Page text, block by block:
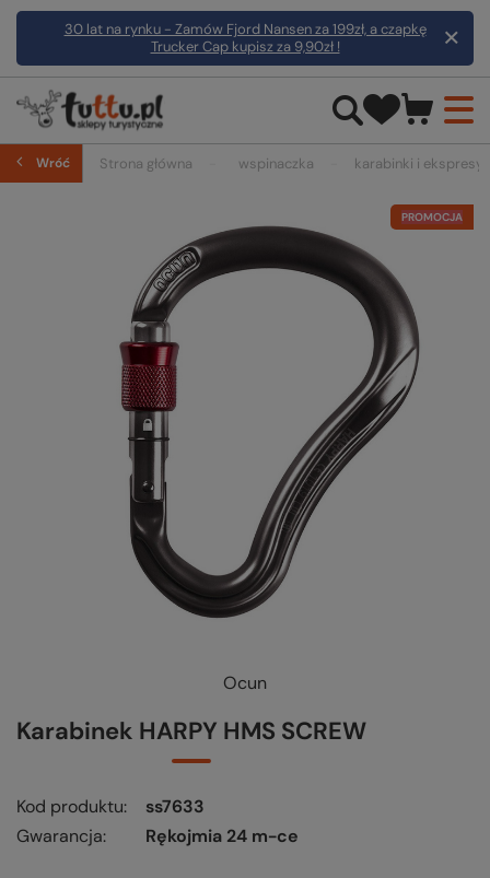
30 lat na rynku - Zamów Fjord Nansen za 199zł, a czapkę
Trucker Cap kupisz za 9,90zł !
Wróć Strona główna wspinaczka karabinki i ekspresy
PROMOCJA
Ocun
Karabinek HARPY HMS SCREW
Kod produktu
ss7633
Gwarancja
Rękojmia 24 m-ce